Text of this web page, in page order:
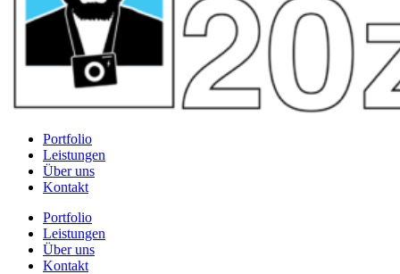
Portfolio
Leistungen
Über uns
Kontakt
Portfolio
Leistungen
Über uns
Kontakt